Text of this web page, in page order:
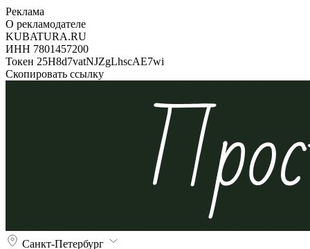
Реклама
О рекламодателе
KUBATURA.RU
ИНН 7801457200
Токен 25H8d7vatNJZgLhscAE7wi
Скопировать ссылку
Санкт-Петербург